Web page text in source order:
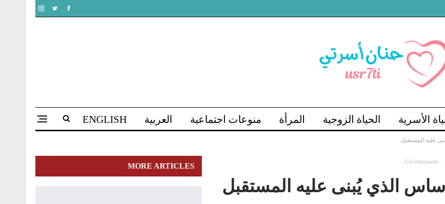
الأسرية الحياة الزوجية المرأة منوعات اجتماعية العربية ENGLISH
عليه المستقبل
- Advertisement -
الذي يُبنى عليه المستقبل
MORE ARTICLES